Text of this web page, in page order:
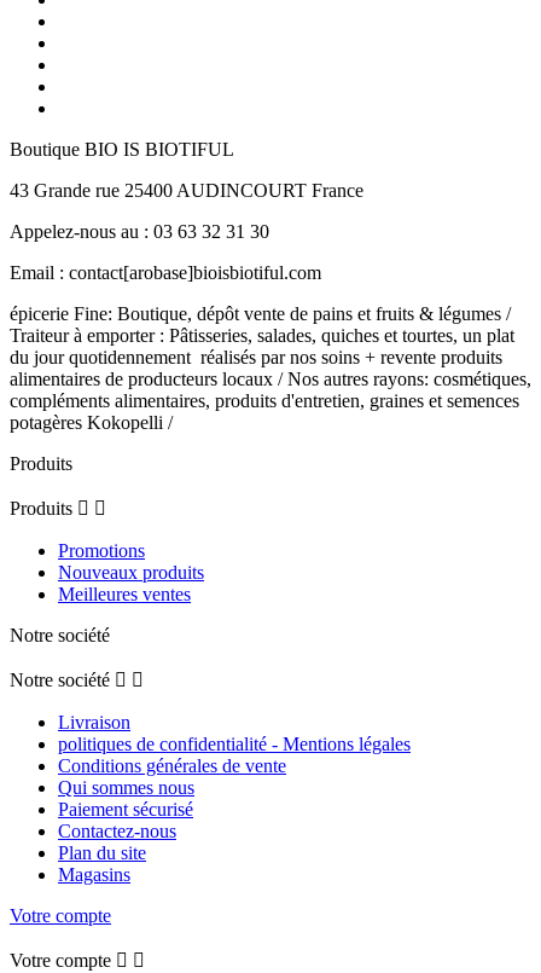
Boutique BIO IS BIOTIFUL
43 Grande rue 25400 AUDINCOURT France
Appelez-nous au : 03 63 32 31 30
Email : contact[arobase]bioisbiotiful.com
épicerie Fine: Boutique, dépôt vente de pains et fruits & légumes /
Traiteur à emporter : Pâtisseries, salades, quiches et tourtes, un plat
du jour quotidennement réalisés par nos soins + revente produits
alimentaires de producteurs locaux / Nos autres rayons: cosmétiques,
compléments alimentaires, produits d'entretien, graines et semences
potagères Kokopelli /
Produits
Produits  
Promotions
Nouveaux produits
Meilleures ventes
Notre société
Notre société  
Livraison
politiques de confidentialité - Mentions légales
Conditions générales de vente
Qui sommes nous
Paiement sécurisé
Contactez-nous
Plan du site
Magasins
Votre compte
Votre compte  